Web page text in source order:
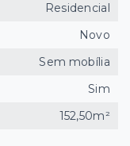
Residencial
Novo
Sem mobília
Sim
152,50m²